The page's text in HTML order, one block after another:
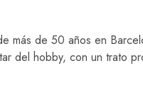
más de 50 años en
del hobby, con un trato